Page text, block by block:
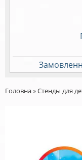
Головна»Стенды для